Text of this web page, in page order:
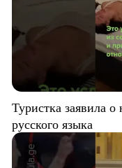
Туристка заявила
русского языка